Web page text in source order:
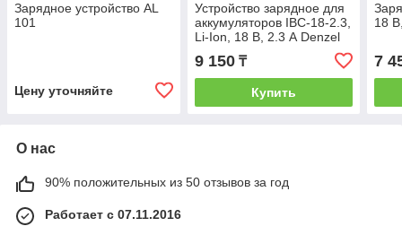
Зарядное устройство AL
101
Цену уточняйте
Устройство зарядное для
аккумуляторов IBC-18-2.3,
Li-Ion, 18 В, 2.3 А Denzel
9 150₸
Купить
18
7
О нас
90% положительных из 50 отзывов за год
Работает с 07.11.2016